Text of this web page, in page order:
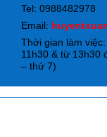
Tel: 0988482978
Email:
Thời gian làm
11h30 & từ 13h30
– thứ 7)